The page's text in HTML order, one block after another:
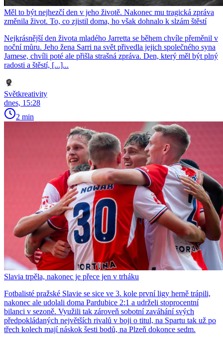
Měl to být nejhezčí den v jeho životě. Nakonec mu tragická zpráva
změnila život. To, co zjistil doma, ho však dohnalo k slzám štěstí
Nejkrásnější den života mladého Jarretta se během chvíle přeměnil v
noční můru. Jeho žena Sarri na svět přivedla jejich společného syna
Jamese, chvíli poté ale přišla strašná zpráva. Den, který měl být plný
radosti a štěstí, [...]...
Světkreativity
dnes, 15:28
2 min
Slavia trpěla, nakonec je přece jen v trháku
Fotbalisté pražské Slavie se sice ve 3. kole první ligy herně trápili,
nakonec ale udolali doma Pardubice 2:1 a udrželi stoprocentní
bilanci v sezoně. Využili tak zároveň sobotní zaváhání svých
předpokládaných největších rivalů v boji o titul, na Spartu tak už po
třech kolech mají náskok šesti bodů, na Plzeň dokonce sedm.